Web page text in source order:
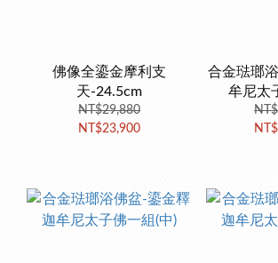
佛像全鎏金摩利支
天-24.5cm
NT$29,880
NT$23,900
合金琺瑯
牟尼太